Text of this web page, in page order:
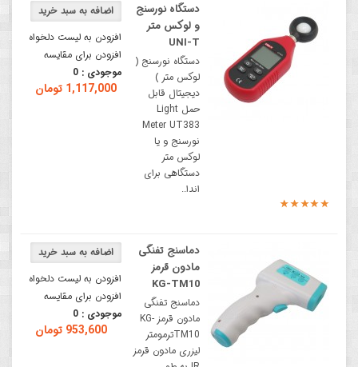
افزودن به لیست دلخواه
افزودن برای مقایسه
موجودی : 0
1,117,000 تومان
دستگاه نورسنج
و لوکس متر
UNI-T
دستگاه نورسنج (
لوکس متر )
دیجیتال قابل
حمل Light
Meter UT383
نورسنج و یا
لوکس متر
دستگاهی برای
اندا..
افزودن به لیست دلخواه
افزودن برای مقایسه
موجودی : 0
953,600 تومان
دماسنج تفنگی
مادون قرمز
KG-TM10
دماسنج تفنگی
مادون قرمز KG-
TM10ترمومتر
لیزری مادون قرمز